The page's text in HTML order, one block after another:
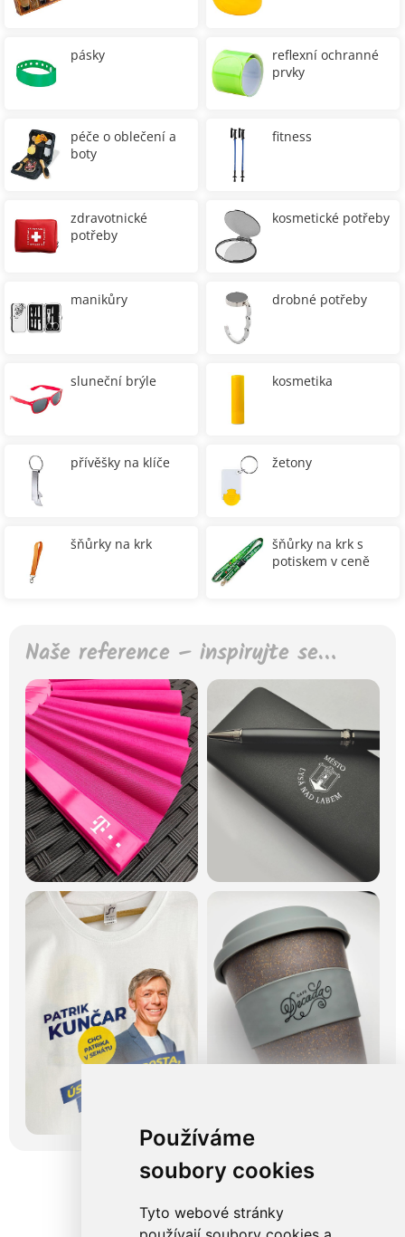
Používáme
soubory cookies
Tyto webové stránky
pásky
reflexní ochranné
prvky
péče o oblečení a
boty
fitness
zdravotnické
potřeby
kosmetické potřeby
manikůry drobné potřeby
sluneční brýle kosmetika
přívěšky na klíče žetony
šňůrky na krk
šňůrky na krk s
potiskem v ceně
Naše reference – inspirujte se…